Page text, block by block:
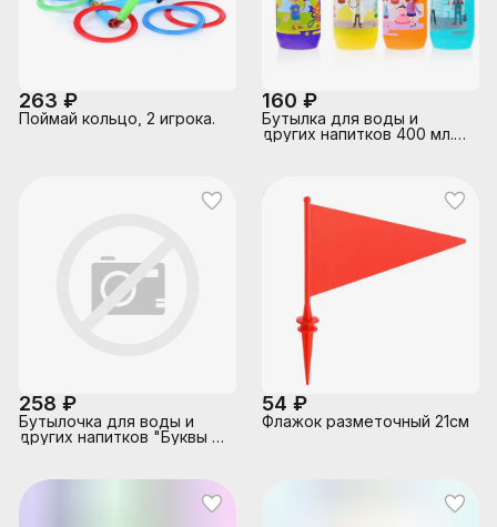
263 ₽
Поймай кольцо, 2 игрока.
160 ₽
Бутылка для воды и
других напитков 400 мл.
258 ₽
Бутылочка для воды и
других напитков "Буквы и
54 ₽
Флажок разметочный 21см